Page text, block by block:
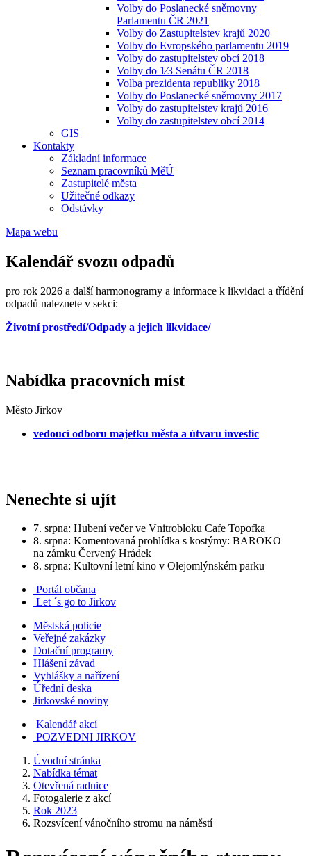
Volby do Poslanecké sněmovny
Parlamentu ČR 2021
Volby do Zastupitelstev krajů 2020
Volby do Evropského parlamentu 2019
Volby do zastupitelstev obcí 2018
Volby do 1⁄3 Senátu ČR 2018
Volba prezidenta republiky 2018
Volby do Poslanecké sněmovny 2017
Volby do zastupitelstev krajů 2016
Volby do zastupitelstev obcí 2014
GIS
Kontakty
Základní informace
Seznam pracovníků MěÚ
Zastupitelé města
Užitečné odkazy
Odstávky
Mapa webu
Kalendář svozu odpadů
pro rok 2026 a další harmonogramy a informace k likvidaci a třídění
odpadů naleznete v sekci:
Životní prostředí/Odpady a jejich likvidace/
Nabídka pracovních míst
Město Jirkov
vedoucí odboru majetku města a útvaru investic
Nenechte si ujít
7. srpna: Hubení večer ve Vnitrobloku Cafe Topofka
8. srpna: Komentovaná prohlídka s kostýmy: BAROKO
na zámku Červený Hrádek
8. srpna: Kultovní letní kino v Olejomlýnském parku
Portál občana
Let ´s go to Jirkov
Městská policie
Veřejné zakázky
Dotační programy
Hlášení závad
Vyhlášky a nařízení
Úřední deska
Jirkovské noviny
Kalendář akcí
POZVEDNI JIRKOV
Úvodní stránka
Nabídka témat
Otevřená radnice
Fotogalerie z akcí
Rok 2023
Rozsvícení vánočního stromu na náměstí